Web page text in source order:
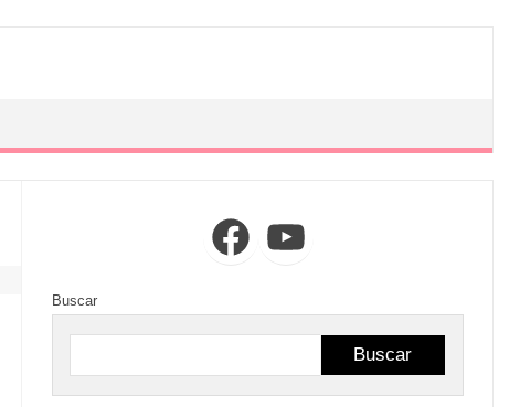
FacebookYouTube
Buscar
Buscar